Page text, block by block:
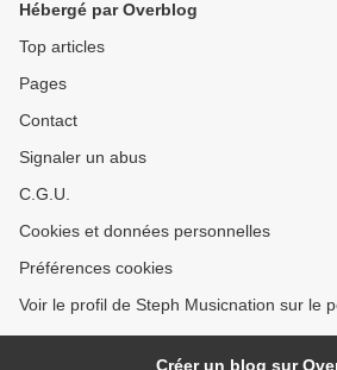
Hébergé par Overblog
Top articles
Pages
Contact
Signaler un abus
C.G.U.
Cookies et données personnelles
Préférences cookies
Voir le profil de Steph Musicnation sur le
Créer un blog sur